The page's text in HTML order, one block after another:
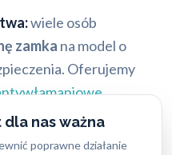
nas ważna
poprawne działanie
wiele osób
zamka na model o
Oferujemy
takich jakKeso,Gerda